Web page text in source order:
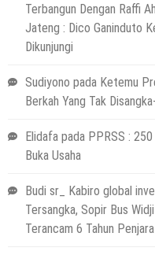
Terbangun Dengan Raffi
Jateng : Dico Ganinduto
Dikunjungi
Sudiyono pada Ketemu
Berkah Yang Tak
Elidafa pada PPRSS :
Buka Usaha
Budi sr_ Kabiro global
Tersangka, Sopir Bus
Terancam 6 Tahun Penjara